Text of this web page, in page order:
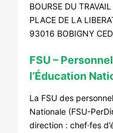
BOURSE DU TRAVAIL
PLACE DE LA
93016 BOBIGNY
FSU –
l’Éducation
La FSU des
Nationale (FSU-
direction : chef·fes